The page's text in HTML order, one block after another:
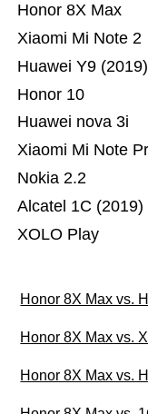
XOLO Play
Alcatel 1C (2019)
Nokia 2.2
Xiaomi Mi Note
Huawei nova 3i
Honor 10
Huawei Y9 (2019)
Xiaomi Mi Note 2
Honor 8X Max
Honor 8X Max vs.
Honor 8X Max vs.
Honor 8X Max vs.